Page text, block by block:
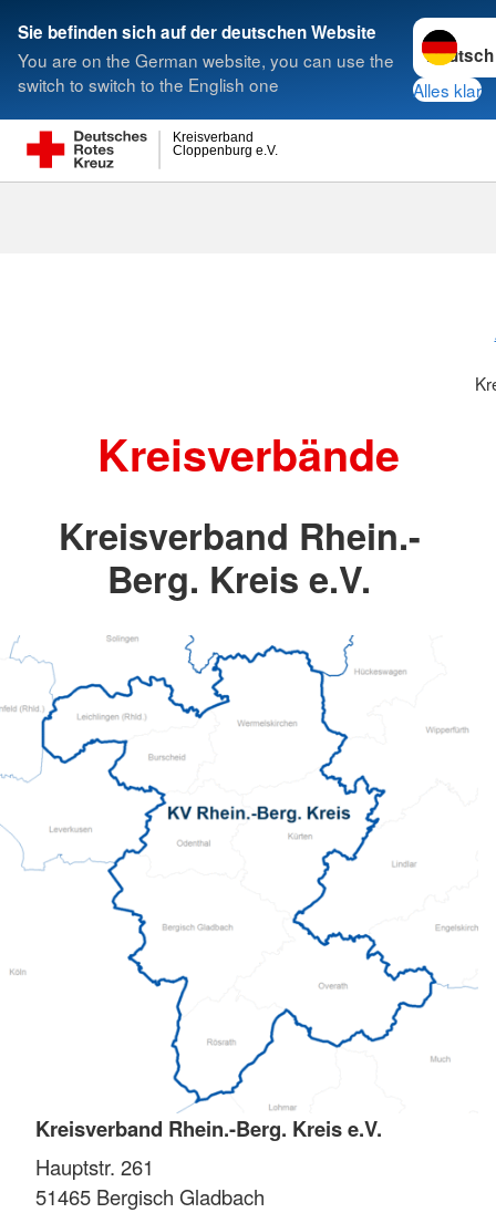
Sie befinden sich auf der deutschen Website
You are on the German website, you can use the
switch to switch to the English one
Sprache
Alles klar
Cloppenburg e.V.
Kreisverband
Suche
Kreisverbände
Kreisverband Rhein.-
Berg. Kreis e.V.
Kreisverband Rhein.-Berg. Kreis e.V.
Hauptstr. 261
51465 Bergisch Gladbach